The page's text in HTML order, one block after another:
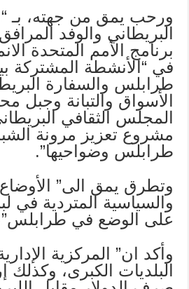
ورحب يمق من جهته، بـ
البريطاني والوفد
برنامج الأمم المتحدة
في “الأنشطة المشتركة
طرابلس والسفارة
الأسواق والتبانة وجبل
المجلس الثقافي
مشروع تعزيز مرونة
طرابلس وضواحيها”.
وتطرق يمق الى” الأوضاع
والسياسية المتردية في
على الوضع في
وأكد ان” المركزية
البلديات الكبرى، وكذلك